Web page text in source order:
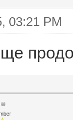
03:21 PM